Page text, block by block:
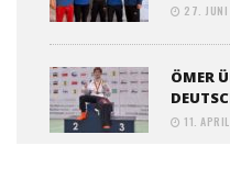
27.
ÖMER
11.